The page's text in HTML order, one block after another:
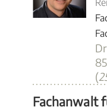
(
Fachanwalt